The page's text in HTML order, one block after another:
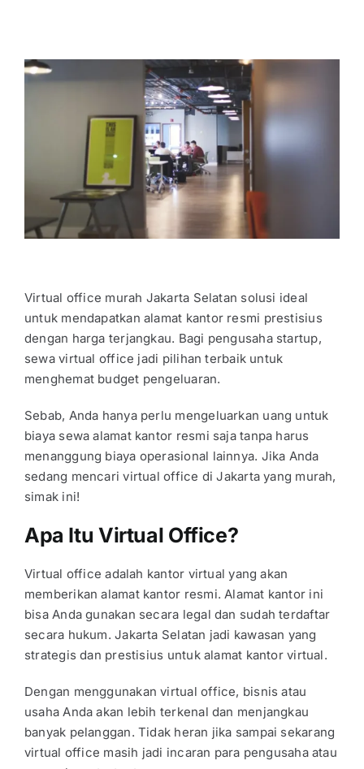
Virtual office murah Jakarta Selatan solusi ideal
untuk mendapatkan alamat kantor resmi prestisius
dengan harga terjangkau. Bagi pengusaha startup,
sewa virtual office jadi pilihan terbaik untuk
menghemat budget pengeluaran.
Sebab, Anda hanya perlu mengeluarkan uang untuk
biaya sewa alamat kantor resmi saja tanpa harus
menanggung biaya operasional lainnya. Jika Anda
sedang mencari virtual office di Jakarta yang murah,
simak ini!
Apa Itu Virtual Office?
Virtual office adalah kantor virtual yang akan
memberikan alamat kantor resmi. Alamat kantor ini
bisa Anda gunakan secara legal dan sudah terdaftar
secara hukum. Jakarta Selatan jadi kawasan yang
strategis dan prestisius untuk alamat kantor virtual.
Dengan menggunakan virtual office, bisnis atau
usaha Anda akan lebih terkenal dan menjangkau
banyak pelanggan. Tidak heran jika sampai sekarang
virtual office masih jadi incaran para pengusaha atau